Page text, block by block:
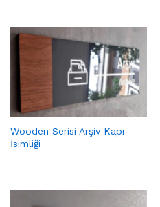
Wooden Serisi Arşiv Kapı
İsimliği